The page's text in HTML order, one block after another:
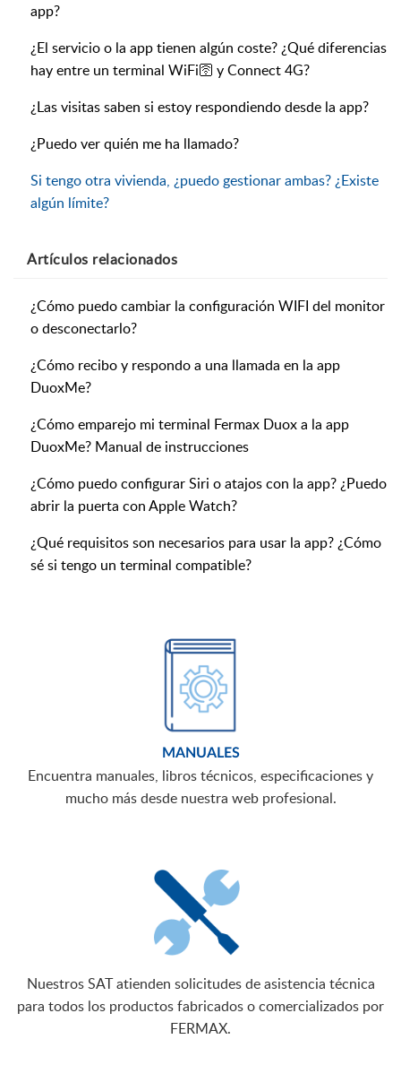
app?
¿El servicio o la app tienen algún coste? ¿Qué diferencias
hay entre un terminal WiFi🛜 y Connect 4G?
¿Las visitas saben si estoy respondiendo desde la app?
¿Puedo ver quién me ha llamado?
Si tengo otra vivienda, ¿puedo gestionar ambas? ¿Existe
algún límite?
Artículos relacionados
¿Cómo puedo cambiar la configuración WIFI del monitor
o desconectarlo?
¿Cómo recibo y respondo a una llamada en la app
DuoxMe?
¿Cómo emparejo mi terminal Fermax Duox a la app
DuoxMe? Manual de instrucciones
¿Cómo puedo configurar Siri o atajos con la app? ¿Puedo
abrir la puerta con Apple Watch?
¿Qué requisitos son necesarios para usar la app? ¿Cómo
sé si tengo un terminal compatible?
MANUALES
Encuentra manuales, libros técnicos, especificaciones y
mucho más desde nuestra web profesional.
Nuestros SAT atienden solicitudes de asistencia técnica
para todos los productos fabricados o comercializados por
FERMAX.